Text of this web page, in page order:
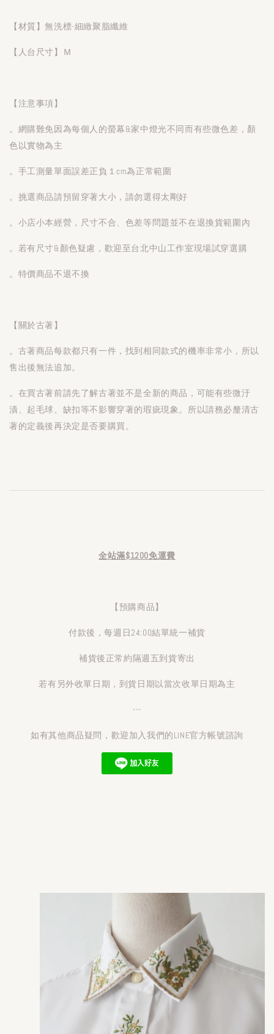
【材質】無洗標-細緻聚脂纖維
【人台尺寸】Ｍ
【注意事項】
。網購難免因為每個人的螢幕&家中燈光不同而有些微色差，顏
色以實物為主
。手工測量單面誤差正負１cm為正常範圍
。挑選商品請預留穿著大小，請勿選得太剛好
。小店小本經營，尺寸不合、色差等問題並不在退換貨範圍內
。若有尺寸&顏色疑慮，歡迎至台北中山工作室現場試穿選購
。特價商品不退不換
【關於古著】
。古著商品每款都只有一件，找到相同款式的機率非常小，所以
售出後無法追加。
。在買古著前請先了解古著並不是全新的商品，可能有些微汙
漬、起毛球、缺扣等不影響穿著的瑕疵現象。所以請務必釐清古
著的定義後再決定是否要購買。
全站滿$1200免運費
【預購商品】
付款後，每週日24:00結單統一補貨
補貨後正常約隔週五到貨寄出
若有另外收單日期，到貨日期以當次收單日期為主
---
如有其他商品疑問，歡迎加入我們的LINE官方帳號諮詢